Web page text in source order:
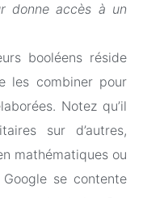
donne accès à un
booléens réside
les combiner pour
Notez qu’il
sur d’autres,
mathématiques ou
se contente